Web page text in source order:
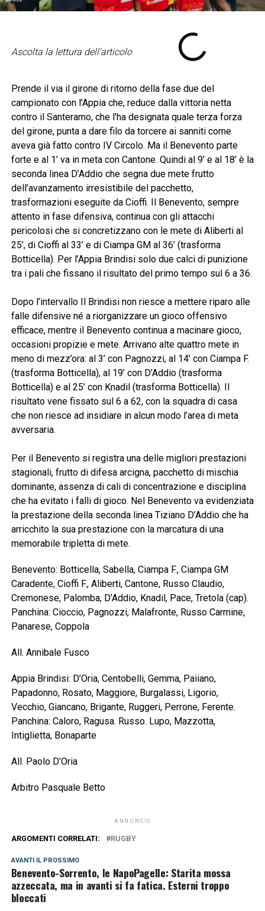
Ascolta la lettura dell'articolo
Prende il via il girone di ritorno della fase due del
campionato con l’Appia che, reduce dalla vittoria netta
contro il Santeramo, che l’ha designata quale terza forza
del girone, punta a dare filo da torcere ai sanniti come
aveva già fatto contro IV Circolo. Ma il Benevento parte
forte e al 1’ va in meta con Cantone. Quindi al 9’ e al 18’ è la
seconda linea D’Addio che segna due mete frutto
dell’avanzamento irresistibile del pacchetto,
trasformazioni eseguite da Cioffi. Il Benevento, sempre
attento in fase difensiva, continua con gli attacchi
pericolosi che si concretizzano con le mete di Aliberti al
25’, di Cioffi al 33’ e di Ciampa GM al 36’ (trasforma
Botticella). Per l’Appia Brindisi solo due calci di punizione
tra i pali che fissano il risultato del primo tempo sul 6 a 36.
Dopo l’intervallo Il Brindisi non riesce a mettere riparo alle
falle difensive né a riorganizzare un gioco offensivo
efficace, mentre il Benevento continua a macinare gioco,
occasioni propizie e mete. Arrivano alte quattro mete in
meno di mezz’ora: al 3’ con Pagnozzi, al 14’ con Ciampa F.
(trasforma Botticella), al 19’ con D’Addio (trasforma
Botticella) e al 25’ con Knadil (trasforma Botticella). Il
risultato vene fissato sul 6 a 62, con la squadra di casa
che non riesce ad insidiare in alcun modo l’area di meta
avversaria.
Per il Benevento si registra una delle migliori prestazioni
stagionali, frutto di difesa arcigna, pacchetto di mischia
dominante, assenza di cali di concentrazione e disciplina
che ha evitato i falli di gioco. Nel Benevento va evidenziata
la prestazione della seconda linea Tiziano D’Addio che ha
arricchito la sua prestazione con la marcatura di una
memorabile tripletta di mete.
Benevento: Botticella, Sabella, Ciampa F., Ciampa GM
Caradente, Cioffi F., Aliberti, Cantone, Russo Claudio,
Cremonese, Palomba, D’Addio, Knadil, Pace, Tretola (cap).
Panchina: Cioccio, Pagnozzi, Malafronte, Russo Carmine,
Panarese, Coppola
All. Annibale Fusco
Appia Brindisi: D’Oria, Centobelli, Gemma, Paiiano,
Papadonno, Rosato, Maggiore, Burgalassi, Ligorio,
Vecchio, Giancano, Brigante, Ruggeri, Perrone, Ferente.
Panchina: Caloro, Ragusa. Russo. Lupo, Mazzotta,
Intiglietta, Bonaparte
All. Paolo D’Oria
Arbitro Pasquale Betto
ANNUNCIO
ARGOMENTI CORRELATI: RUGBY
AVANTI IL ​​PROSSIMO
Benevento-Sorrento, le NapoPagelle: Starita mossa
azzeccata, ma in avanti si fa fatica. Esterni troppo
bloccati